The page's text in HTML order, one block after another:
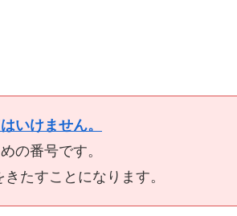
いけません。
の番号です。
たすことになります。